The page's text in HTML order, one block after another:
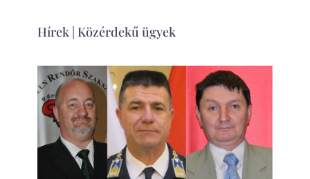
Hírek| Közérdekű ügyek